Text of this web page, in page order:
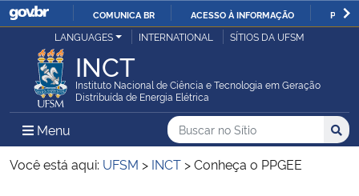
IR
O
CONTEÚDO
COMUNICA BR ACESSO À INFORMAÇÃO
Ministério da Justiça e Segurança Pública
Ministério da Defesa
Ministério das Relações Exteriores
LANGUAGES INTERNATIONAL SÍTIOS DA UFSM
INCT
Instituto Nacional de Ciência e Tecnologia em Geração
Distribuída de Energia Elétrica
Menu Menu Principal do Sítio
Busca
Buscar no no Sítio
Busca:
Você está aqui: UFSM > INCT >Conheça o PPGEE